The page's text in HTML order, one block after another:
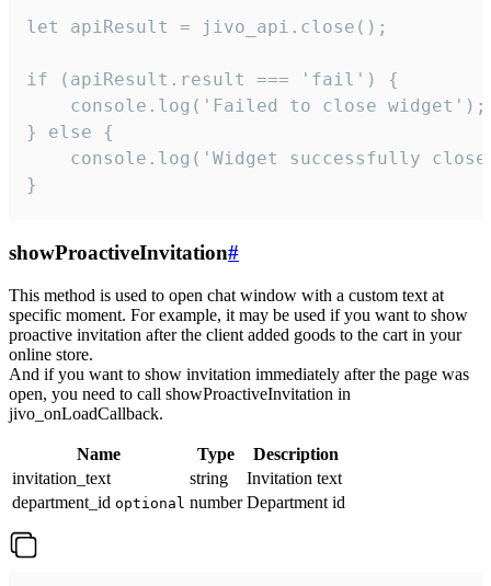
let apiResult = jivo_api.close();
if (apiResult.result === 'fail') {
    console.log('Failed to close widget');
} else {
console.log('Widget successfully
}
showProactiveInvitation#
This method is used to open chat window with a custom text at
specific moment. For example, it may be used if you want to show
proactive invitation after the client added goods to the cart in your
online store.
And if you want to show invitation immediately after the page was
open, you need to call showProactiveInvitation in
jivo_onLoadCallback.
Name Type
Description
invitation_text
string
Invitation text
department_id optional number Department id